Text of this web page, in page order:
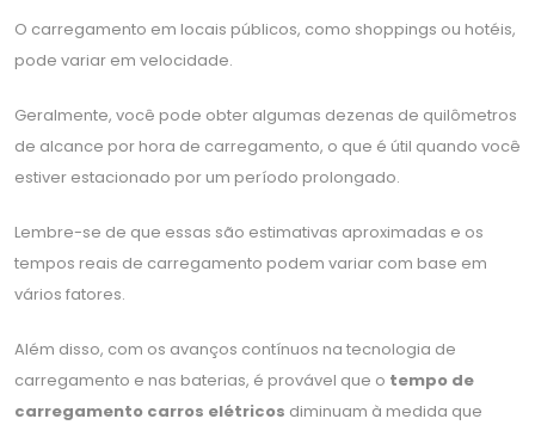
O carregamento em locais públicos, como shoppings ou hotéis,
pode variar em velocidade.
Geralmente, você pode obter algumas dezenas de quilômetros
de alcance por hora de carregamento, o que é útil quando você
estiver estacionado por um período prolongado.
Lembre-se de que essas são estimativas aproximadas e os
tempos reais de carregamento podem variar com base em
vários fatores.
Além disso, com os avanços contínuos na tecnologia de
carregamento e nas baterias, é provável que o tempo de
carregamento carros elétricos diminuam à medida que